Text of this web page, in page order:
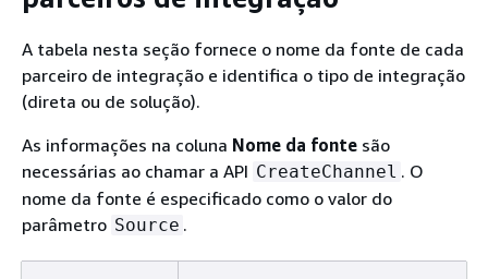
A tabela nesta seção fornece o nome da fonte de cada
parceiro de integração e identifica o tipo de integração
(direta ou de solução).
As informações na coluna Nome da fonte são
necessárias ao chamar a API CreateChannel . O
nome da fonte é especificado como o valor do
parâmetro Source .